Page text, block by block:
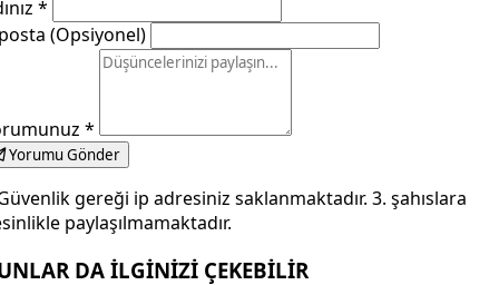
*
(Opsiyonel)
*
Yorumu Gönder
gereği ip adresiniz saklanmaktadır. 3. şahıslara
paylaşılmamaktadır.
DA İLGİNİZİ ÇEKEBİLİR